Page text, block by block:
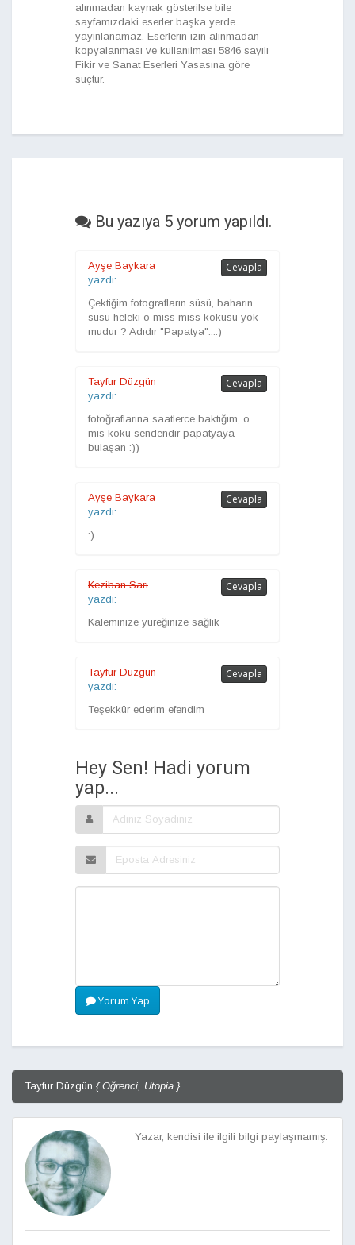
alınmadan kaynak gösterilse bile
sayfamızdaki eserler başka yerde
yayınlanamaz. Eserlerin izin alınmadan
kopyalanması ve kullanılması 5846 sayılı
Fikir ve Sanat Eserleri Yasasına göre
suçtur.
Bu yazıya 5 yorum yapıldı.
Ayşe Baykara
yazdı:
Cevapla
Çektiğim fotografların süsü, baharın
süsü heleki o miss miss kokusu yok
mudur ? Adıdır "Papatya"...:)
Tayfur Düzgün
yazdı:
Cevapla
fotoğraflarına saatlerce baktığım, o
mis koku sendendir papatyaya
bulaşan :))
Ayşe Baykara
yazdı:
Cevapla
:)
Keziban Sarı
yazdı:
Cevapla
Kaleminize yüreğinize sağlık
Tayfur Düzgün
yazdı:
Cevapla
Teşekkür ederim efendim
Hey Sen! Hadi yorum
yap...
Yorum Yap
Tayfur Düzgün { Öğrenci, Ütopia }
Yazar, kendisi ile ilgili bilgi paylaşmamış.